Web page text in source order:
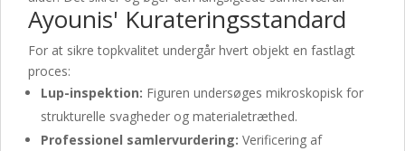
Ayounis' Kurateringsstandard
For at sikre topkvalitet undergår hvert objekt en fastlagt
proces:
Lup-inspektion: Figuren undersøges mikroskopisk for
strukturelle svagheder og materialetræthed.
Professionel samlervurdering: Verificering af